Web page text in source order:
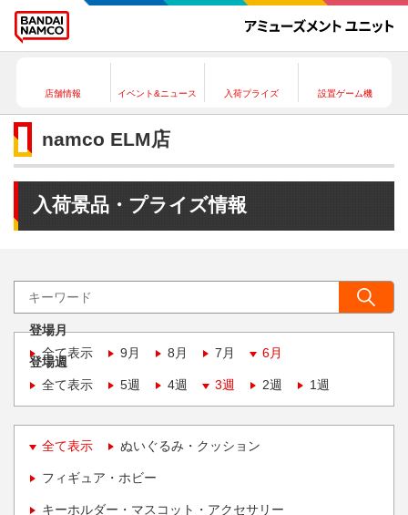
店舗情報 イベント&ニュース 入荷プライズ 設置ゲーム機
namco ELM店
入荷景品・プライズ情報
登場月
全て表示
9月 8月 7月 6月
登場週
全て表示
5週 4週 3週 2週 1週
全て表示 ぬいぐるみ・クッション
フィギュア・ホビー
キーホルダー・マスコット・アクセサリー